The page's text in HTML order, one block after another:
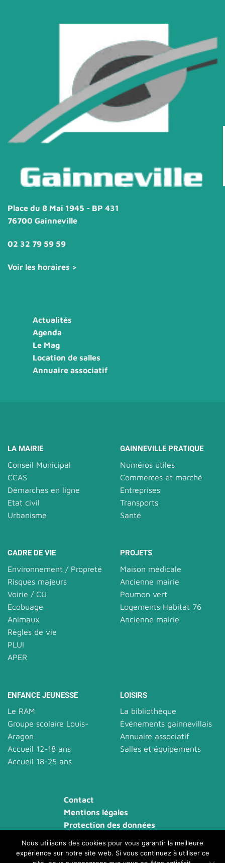
Place du 8 Mai 1945 - BP 431
76700 Gainneville
02 32 79 59 59
Voir les horaires >
Actualités
Agenda
Le Mag
Location de salles
Annuaire associatif
LA MAIRIE
Conseil Municipal
CCAS
Démarches en ligne
Etat civil
Urbanisme
GAINNEVILLE PRATIQUE
Numéros utiles
Commerces et marché
Entreprises
Transports
Santé
CADRE DE VIE
Environnement / Propreté
Risques majeurs
Voirie / CU
Ecobuage
Animaux
Règles de vie
PLUI
APER
PROJETS
Maison médicale
Ancienne mairie
Poumon vert
Logements Habitat 76
Ancienne mairie
ENFANCE JEUNESSE
Le RAM
Groupe scolaire Louis-
Aragon
Accueil 12-18 ans
Accueil 18-25 ans
LOISIRS
La bibliothèque
Événements gainnevillais
Annuaire associatif
Salles et équipements
Contact
Mentions légales
Protection des données
Accessibilité
Nous utilisons des cookies pour vous garantir la meilleure
expérience sur notre site web. Si vous continuez à utiliser ce